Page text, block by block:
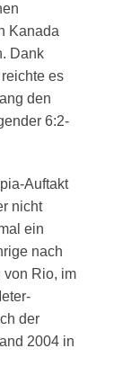
Kanada
Dank
es
den
6:2-
Auftakt
nicht
ein
nach
von Rio, im
der
2004 in